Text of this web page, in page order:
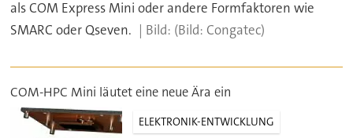
als COM Express Mini oder andere Formfaktoren wie
SMARC oder Qseven.
(Bild: Congatec)
COM-HPC Mini läutet eine neue Ära ein
ELEKTRONIK-ENTWICKLUNG